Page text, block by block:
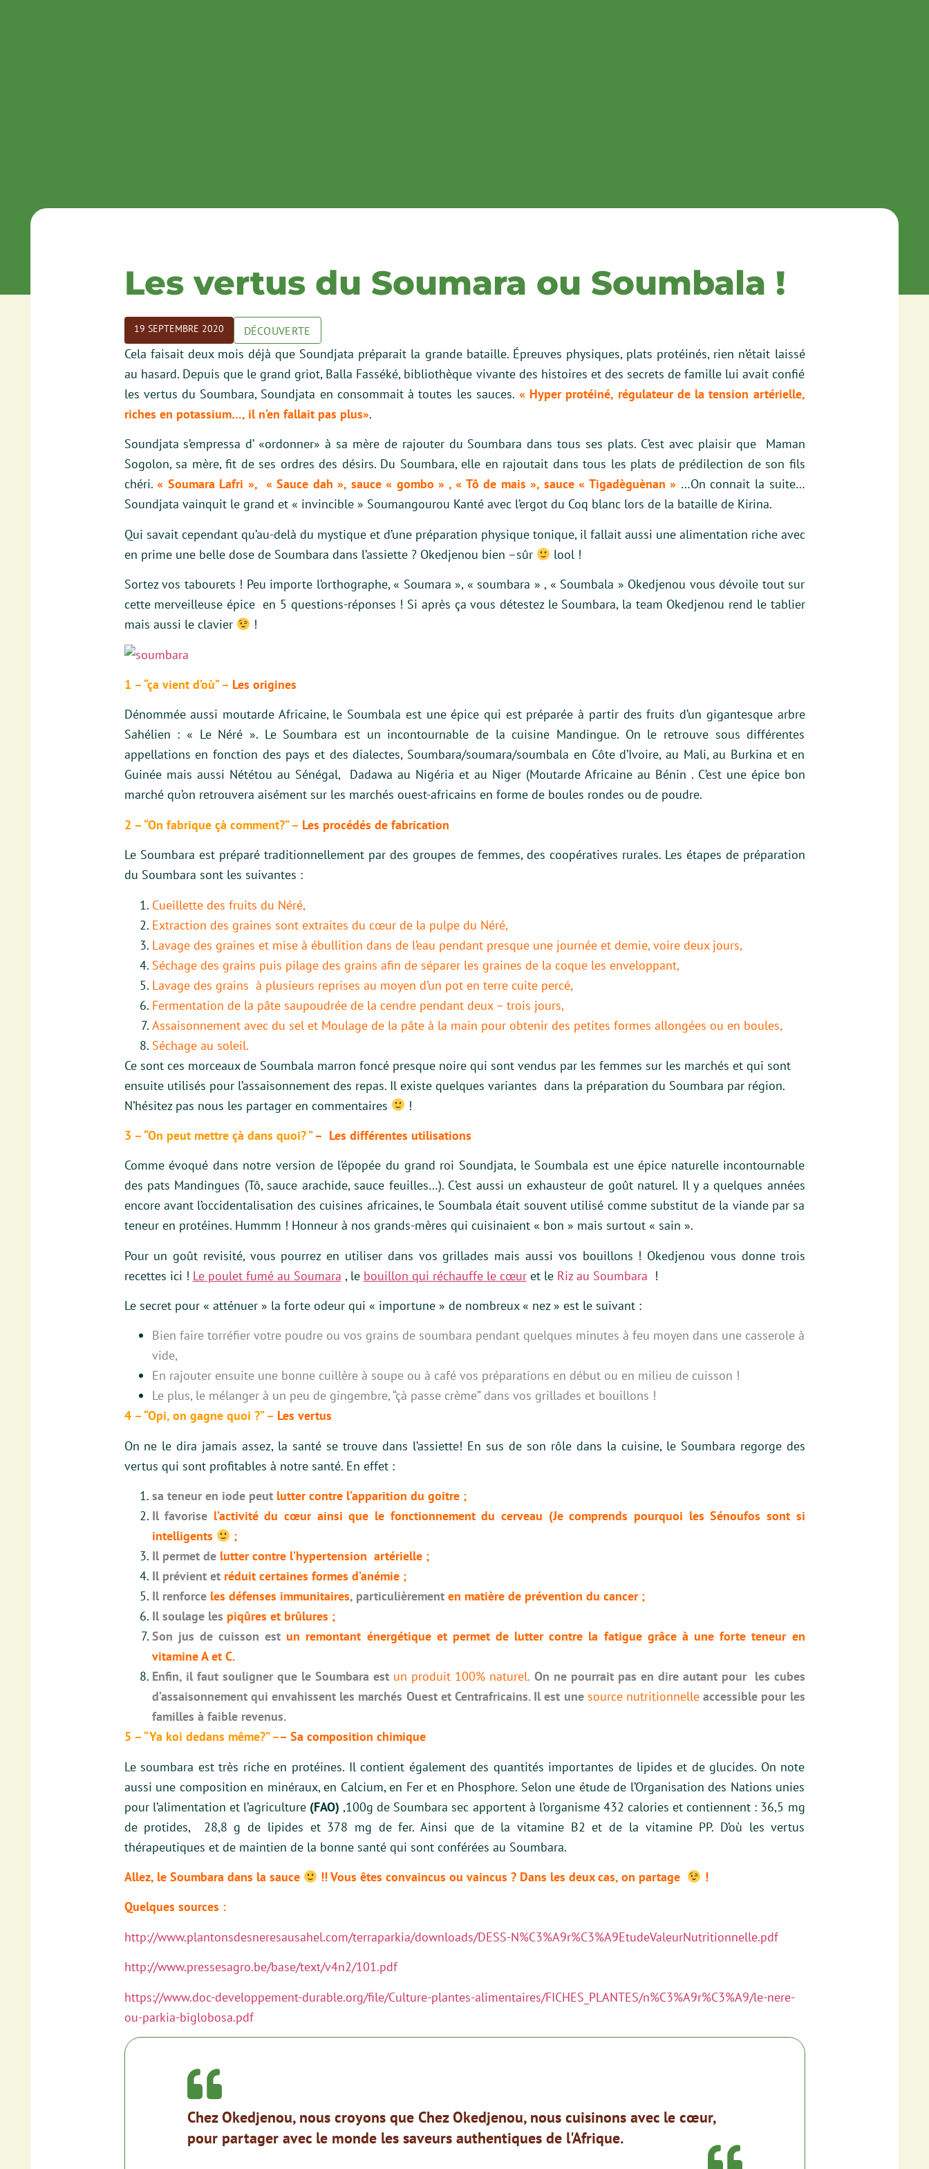
Les vertus du Soumara ou Soumbala !
19 SEPTEMBRE 2020 DÉCOUVERTE
Cela faisait deux mois déjà que Soundjata préparait la grande bataille. Épreuves physiques, plats protéinés, rien n’était laissé
au hasard. Depuis que le grand griot, Balla Fasséké, bibliothèque vivante des histoires et des secrets de famille lui avait confié
les vertus du Soumbara, Soundjata en consommait à toutes les sauces. « Hyper protéiné, régulateur de la tension artérielle,
riches en potassium…, il n’en fallait pas plus».
Soundjata s’empressa d’ «ordonner» à sa mère de rajouter du Soumbara dans tous ses plats. C’est avec plaisir que Maman
Sogolon, sa mère, fit de ses ordres des désirs. Du Soumbara, elle en rajoutait dans tous les plats de prédilection de son fils
chéri.« Soumara Lafri », « Sauce dah », sauce « gombo » , « Tô de mais », sauce « Tigadèguènan » …On connait la suite…
Soundjata vainquit le grand et « invincible » Soumangourou Kanté avec l’ergot du Coq blanc lors de la bataille de Kirina.
Qui savait cependant qu’au-delà du mystique et d’une préparation physique tonique, il fallait aussi une alimentation riche avec
en prime une belle dose de Soumbara dans l’assiette ? Okedjenou bien –sûr
lool !
Sortez vos tabourets ! Peu importe l’orthographe, « Soumara », « soumbara » , « Soumbala » Okedjenou vous dévoile tout sur
cette merveilleuse épice en 5 questions-réponses ! Si après ça vous détestez le Soumbara, la team Okedjenou rend le tablier
mais aussi le clavier
!
1 – “ça vient d’où” – Les origines
Dénommée aussi moutarde Africaine, le Soumbala est une épice qui est préparée à partir des fruits d’un gigantesque arbre
Sahélien : « Le Néré ». Le Soumbara est un incontournable de la cuisine Mandingue. On le retrouve sous différentes
appellations en fonction des pays et des dialectes, Soumbara/soumara/soumbala en Côte d’Ivoire, au Mali, au Burkina et en
Guinée mais aussi Nététou au Sénégal, Dadawa au Nigéria et au Niger (Moutarde Africaine au Bénin . C’est une épice bon
marché qu’on retrouvera aisément sur les marchés ouest-africains en forme de boules rondes ou de poudre.
2 – “On fabrique çà comment?” – Les procédés de fabrication
Le Soumbara est préparé traditionnellement par des groupes de femmes, des coopératives rurales. Les étapes de préparation
du Soumbara sont les suivantes :
Cueillette des fruits du Néré,
Extraction des graines sont extraites du cœur de la pulpe du Néré,
Lavage des graines et mise à ébullition dans de l’eau pendant presque une journée et demie, voire deux jours,
Séchage des grains puis pilage des grains afin de séparer les graines de la coque les enveloppant,
Lavage des grains à plusieurs reprises au moyen d’un pot en terre cuite percé,
Fermentation de la pâte saupoudrée de la cendre pendant deux – trois jours,
Assaisonnement avec du sel et Moulage de la pâte à la main pour obtenir des petites formes allongées ou en boules,
Séchage au soleil.
Ce sont ces morceaux de Soumbala marron foncé presque noire qui sont vendus par les femmes sur les marchés et qui sont
ensuite utilisés pour l’assaisonnement des repas. Il existe quelques variantes dans la préparation du Soumbara par région.
N’hésitez pas nous les partager en commentaires
!
3 – “On peut mettre çà dans quoi? ”– Les différentes utilisations
Comme évoqué dans notre version de l’épopée du grand roi Soundjata, le Soumbala est une épice naturelle incontournable
des pats Mandingues (Tô, sauce arachide, sauce feuilles…). C’est aussi un exhausteur de goût naturel. Il y a quelques années
encore avant l’occidentalisation des cuisines africaines, le Soumbala était souvent utilisé comme substitut de la viande par sa
teneur en protéines. Hummm ! Honneur à nos grands-mères qui cuisinaient « bon » mais surtout « sain ».
Pour un goût revisité, vous pourrez en utiliser dans vos grillades mais aussi vos bouillons ! Okedjenou vous donne trois
recettes ici ! Le poulet fumé au Soumara , le bouillon qui réchauffe le cœuret le Riz au Soumbara !
Le secret pour « atténuer » la forte odeur qui « importune » de nombreux « nez » est le suivant :
Bien faire torréfier votre poudre ou vos grains de soumbara pendant quelques minutes à feu moyen dans une casserole à
vide,
En rajouter ensuite une bonne cuillère à soupe ou à café vos préparations en début ou en milieu de cuisson !
Le plus, le mélanger à un peu de gingembre, “çà passe crème” dans vos grillades et bouillons !
4 – “Opi, on gagne quoi ?” – Les vertus
On ne le dira jamais assez, la santé se trouve dans l’assiette! En sus de son rôle dans la cuisine, le Soumbara regorge des
vertus qui sont profitables à notre santé. En effet :
sa teneur en iode peut lutter contre l’apparition du goitre ;
Il favorise l’activité du cœur ainsi que le fonctionnement du cerveau (Je comprends pourquoi les Sénoufos sont si
intelligents
;
Il permet delutter contre l’hypertension artérielle ;
Il prévient etréduit certaines formes d’anémie ;
Il renforce les défenses immunitaires, particulièrement en matière de prévention du cancer ;
Il soulage les piqûres et brûlures ;
Son jus de cuisson est un remontant énergétique et permet de lutter contre la fatigue grâce à une forte teneur en
vitamine A et C.
Enfin, il faut souligner que le Soumbara est un produit 100% naturel. On ne pourrait pas en dire autant pour les cubes
d’assaisonnement qui envahissent les marchés Ouest et Centrafricains. Il est une source nutritionnelle accessible pour les
familles à faible revenus.
5 – “Ya koi dedans même?” –– Sa composition chimique
Le soumbara est très riche en protéines. Il contient également des quantités importantes de lipides et de glucides. On note
aussi une composition en minéraux, en Calcium, en Fer et en Phosphore. Selon une étude de l’Organisation des Nations unies
pour l’alimentation et l’agriculture (FAO) ,100g de Soumbara sec apportent à l’organisme 432 calories et contiennent : 36,5 mg
de protides, 28,8 g de lipides et 378 mg de fer. Ainsi que de la vitamine B2 et de la vitamine PP. D’où les vertus
thérapeutiques et de maintien de la bonne santé qui sont conférées au Soumbara.
Allez, le Soumbara dans la sauce
!! Vous êtes convaincus ou vaincus ? Dans les deux cas, on partage
!
Quelques sources :
http://www.plantonsdesneresausahel.com/terraparkia/downloads/DESS-N%C3%A9r%C3%A9EtudeValeurNutritionnelle.pdf
http://www.pressesagro.be/base/text/v4n2/101.pdf
https://www.doc-developpement-durable.org/file/Culture-plantes-alimentaires/FICHES_PLANTES/n%C3%A9r%C3%A9/le-nere-
ou-parkia-biglobosa.pdf
Chez Okedjenou, nous croyons que Chez Okedjenou, nous cuisinons avec le cœur,
pour partager avec le monde les saveurs authentiques de l'Afrique.